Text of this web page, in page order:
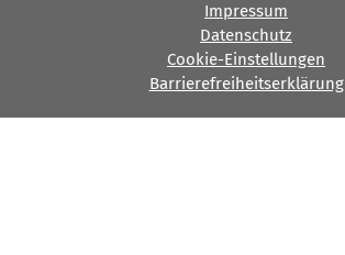
Impressum
Datenschutz
Cookie-Einstellungen
Barrierefreiheitserklärung